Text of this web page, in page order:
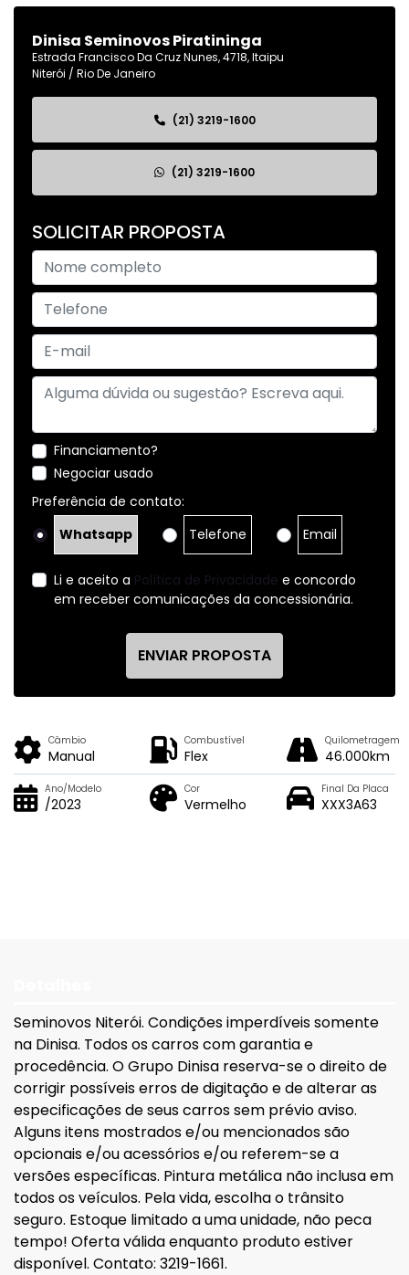
Dinisa Seminovos Piratininga
Estrada Francisco Da Cruz Nunes, 4718, Itaipu
Niterói / Rio De Janeiro
(21) 3219-1600
(21) 3219-1600
SOLICITAR PROPOSTA
Financiamento?
Negociar usado
Preferência de contato:
Whatsapp
Telefone Email
Li e aceito a Política de Privacidade e concordo
em receber comunicações da concessionária.
ENVIAR PROPOSTA
Câmbio
Manual
Combustível
Flex
Quilometragem
46.000km
Ano/Modelo
/2023
Cor
Vermelho
Final Da Placa
XXX3A63
Seminovos Niterói. Condições imperdíveis somente
na Dinisa. Todos os carros com garantia e
procedência. O Grupo Dinisa reserva-se o direito de
corrigir possíveis erros de digitação e de alterar as
especificações de seus carros sem prévio aviso.
Alguns itens mostrados e/ou mencionados são
opcionais e/ou acessórios e/ou referem-se a
versões específicas. Pintura metálica não inclusa em
todos os veículos. Pela vida, escolha o trânsito
seguro. Estoque limitado a uma unidade, não peca
tempo! Oferta válida enquanto produto estiver
disponível. Contato: 3219-1661.